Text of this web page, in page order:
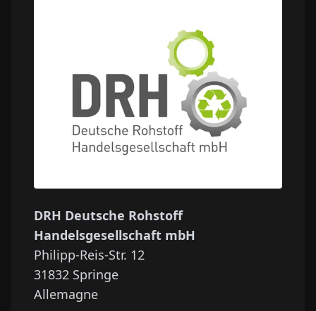
DRH Deutsche Rohstoff
Handelsgesellschaft mbH
Philipp-Reis-Str. 12
31832 Springe
Allemagne